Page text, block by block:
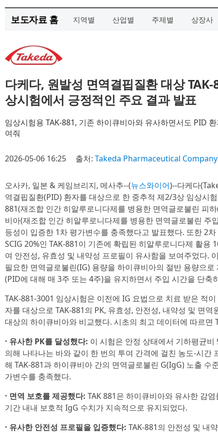
보도자료 홈 지역별 산업별 주제별 상장사
다케다, 원발성 면역결핍질환 대상
상시험에서 긍정적인 주요 결과 발표
임상시험용 TAK-881, 기존 하이큐비아와 유사하면서도 PID
여줘
2026-05-06 16:25 출처: Takeda Pharmaceutical
오사카, 일본 & 케임브리지, 메사추--(뉴스와이어)--다케다
역결핍질환(PID) 환자를 대상으로 한 중추적 제2/3상 임상시
881(재조합 인간 히알루로니다제를 병용한 면역글로불린 피
비아(재조합 인간 히알루로니다제를 병용한 면역글로불린 주
등성이 입증한 1차 평가변수를 충족했다고 발표했다. 또한 2
SCIG 20%인 TAK-881이 기존에 확립된 히알루로니다제 활용
여 안전성, 유효성 및 내약성 프로필이 유사함을 보여주었다.
필요한 면역글로불린(IG) 용량을 하이큐비아의 절반 용량으
(PID에 대해 매 3주 또는 4주)을 유지하면서 주입 시간을 단축
TAK-881-3001 임상시험은 이전에 IG 요법으로 치료 받은 적
자를 대상으로 TAK-881의 PK, 유효성, 안전성, 내약성 및 면
대상의 하이큐비아와 비교했다. 시초의 최고 데이터에 따르면
· 유사한 PK를 달성했다: 이 시험은 안정 상태에서 기하평균비
의해 나타나는 바와 같이 한 번의 투여 간격에 걸친 농도-시간
해 TAK-881과 하이큐비아 간의 면역글로불린 G(IgG) 노출 수
가변수를 충족했다.
· 면역 보호를 제공했다: TAK 881은 하이큐비아와 유사한 감
기간 내내 보호적 IgG 수치가 지속적으로 유지되었다.
· 유사한 안전성 프로필을 입증했다: TAK-881의 안전성 및 내